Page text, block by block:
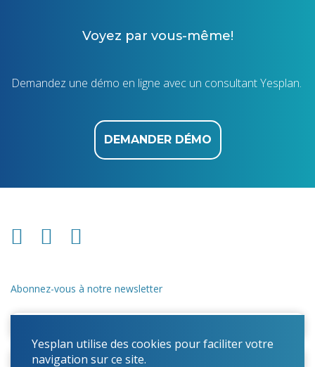
Yesplan utilise des cookies pour faciliter votre
navigation sur ce site.
Voyez par vous-même!
Demandez une démo en ligne avec un consultant Yesplan.
DEMANDER DÉMO
Abonnez-vous à notre newsletter